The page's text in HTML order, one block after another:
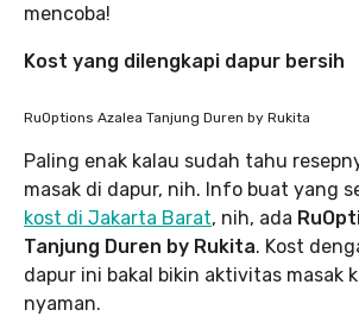
mencoba!
Kost yang dilengkapi dapur bersih
RuOptions Azalea Tanjung Duren by Rukita
Paling enak kalau sudah tahu
masak di dapur, nih. Info buat yang
kost di Jakarta Barat, nih, ada
Tanjung Duren by Rukita. Kost
dapur ini bakal bikin aktivitas masak
nyaman.